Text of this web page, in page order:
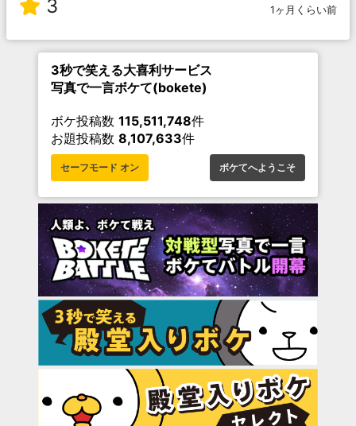
3 1ヶ月くらい前
3秒で笑える大喜利サービス
写真で一言ボケて(bokete)
ボケ投稿数 115,511,748件
お題投稿数 8,107,633件
セーフモード オン ボケてへようこそ